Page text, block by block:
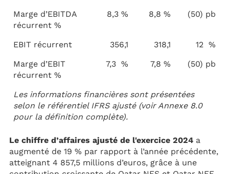
Marge d’EBITDA
récurrent %
8,3 % 8,8 % (50) pb
EBIT récurrent 356,1 318,1
12 %
Marge d’EBIT
récurrent %
7,3 % 7,8 % (50) pb
Les informations financières sont présentées
selon le référentiel IFRS ajusté (voir Annexe 8.0
pour la définition complète).
Le chiffre d’affaires ajusté de l'exercice 2024 a
augmenté de 19 % par rapport à l’année précédente,
atteignant 4 857,5 millions d’euros, grâce à une